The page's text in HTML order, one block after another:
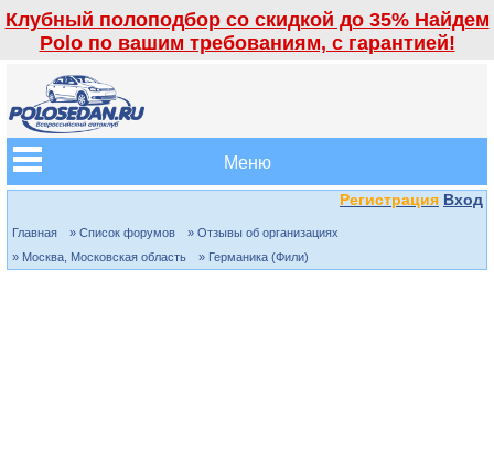
Клубный полоподбор со скидкой до 35% Найдем
Polo по вашим требованиям, с гарантией!
Меню
Регистрация Вход
Главная » Список форумов
» Отзывы об организациях
» Москва, Московская область
» Германика (Фили)